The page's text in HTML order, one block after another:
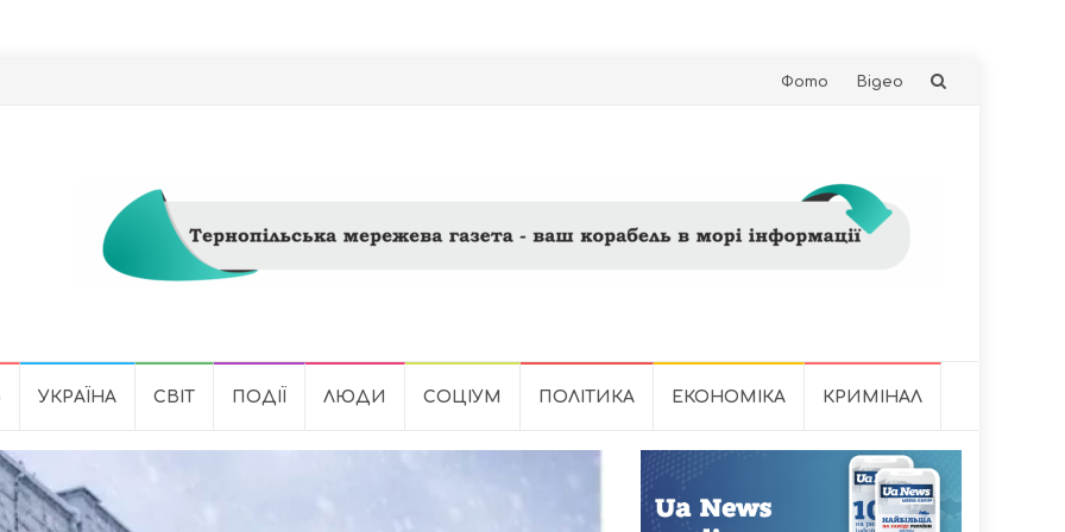
Skip
Фото Відео
УКРАЇНА СВІТ ПОДІЇ ЛЮДИ СОЦІУМ ПОЛІТИКА ЕКОНОМІКА КРИМІНАЛ